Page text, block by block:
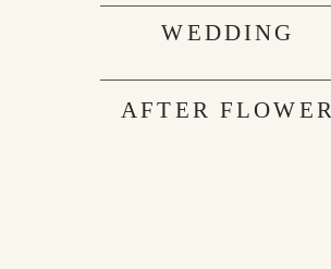
WEDDING
AFTER FLOWER